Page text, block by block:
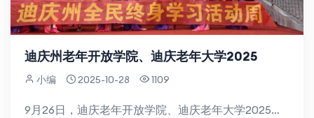
迪庆州老年开放学院、迪庆老年大学2025
小编 2025-10-28 1109
9月26日，迪庆老年开放学院、迪庆老年大学2025年结业典礼在迪庆州老干部局隆重举行。学院领导、授课...